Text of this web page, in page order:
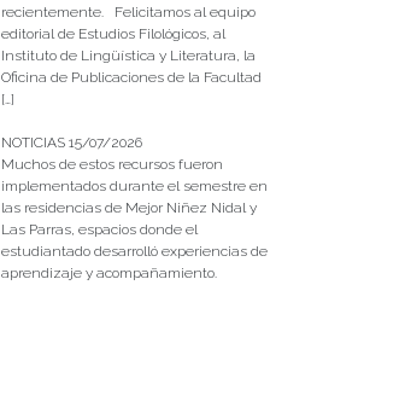
recientemente. Felicitamos al equipo
editorial de Estudios Filológicos, al
Instituto de Lingüística y Literatura, la
Oficina de Publicaciones de la Facultad
[…]
NOTICIAS 15/07/2026
Muchos de estos recursos fueron
implementados durante el semestre en
las residencias de Mejor Niñez Nidal y
Las Parras, espacios donde el
estudiantado desarrolló experiencias de
aprendizaje y acompañamiento.